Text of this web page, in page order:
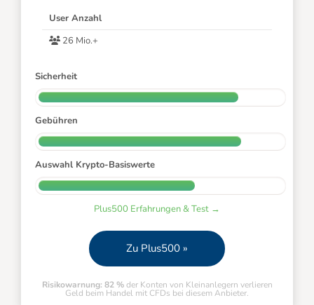
User Anzahl
26 Mio.+
Sicherheit
Gebühren
Auswahl Krypto-Basiswerte
Plus500 Erfahrungen & Test →
Zu Plus500 »
Risikowarnung: 82 %der Konten von Kleinanlegern verlieren
Geld beim Handel mit CFDs bei diesem Anbieter.